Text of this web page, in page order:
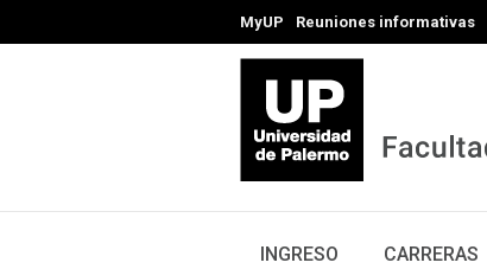
MyUP Reuniones informativas
INGRESO CARRERAS